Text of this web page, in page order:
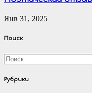
Янв 31, 2025
Поиск
Рубрики